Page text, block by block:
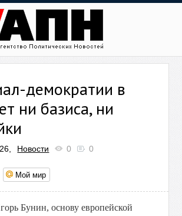
демократии в
ни базиса, ни
Новости 0 0
Мой мир
Бунин, основу европейской